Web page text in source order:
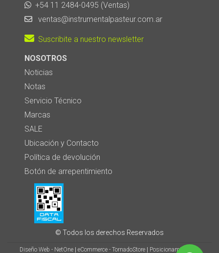
+54 11 2484-0495 (Ventas)
ventas@instrumentalpasteur.com.ar
Suscribite a nuestro newsletter
NOSOTROS
Noticias
Notas
Servicio Técnico
Marcas
SALE
Ubicación y Contacto
Política de devolución
Botón de arrepentimiento
© Todos los derechos Reservados
Diseño Web - NetOne eCommerce - TornadoStore Posicionamiento en